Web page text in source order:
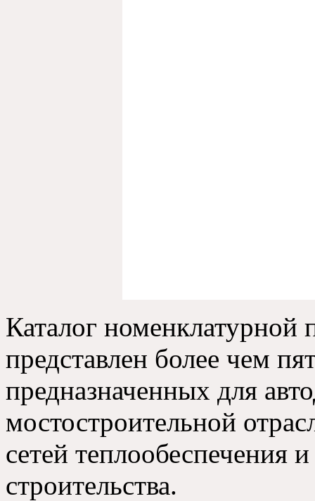
Каталог
представлен более чем
предназначенных для
мостостроительной
сетей теплообеспечения
строительства.